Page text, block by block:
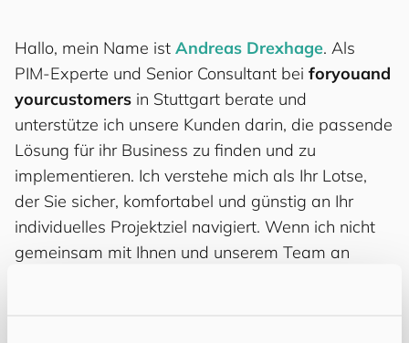
Hallo, mein Name ist Andreas Drexhage. Als
PIM-Experte und Senior Consultant bei foryouand
yourcustomers in Stuttgart berate und
unterstütze ich unsere Kunden darin, die passende
Lösung für ihr Business zu finden und zu
implementieren. Ich verstehe mich als Ihr Lotse,
der Sie sicher, komfortabel und günstig an Ihr
individuelles Projektziel navigiert. Wenn ich nicht
gemeinsam mit Ihnen und unserem Team an